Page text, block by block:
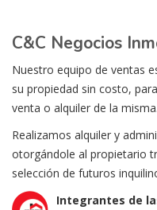
C&C Negocios
Nuestro equipo de ventas
su propiedad sin costo,
venta o alquiler de la misma.
Realizamos alquiler y
otorgándole al propietario
selección de futuros
Integrantes de